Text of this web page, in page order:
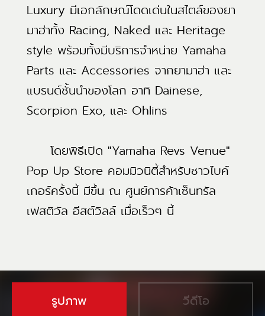
Luxury มีเอกลักษณ์โดดเด่นในสไตล์ของยา
มาฮ่าทั้ง Racing, Naked และ Heritage
style พร้อมทั้งมีบริการจำหน่าย Yamaha
Parts และ Accessories จากยามาฮ่า และ
แบรนด์ชั้นนำของโลก อาทิ Dainese,
Scorpion Exo, และ Ohlins
โดยพิธีเปิด "Yamaha Revs Venue"
Pop Up Store คอมมิวนิตี้สำหรับชาวไบค์
เกอร์ครั้งนี้ มีขึ้น ณ ศูนย์การค้าเซ็นทรัล
เฟสติวัล อีสต์วิลล์ เมื่อเร็วๆ นี้
รูปภาพ วีดีโอ